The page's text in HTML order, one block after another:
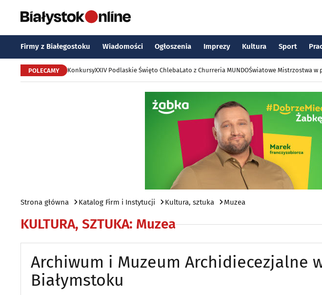
Firmy z Białegostoku Wiadomości Ogłoszenia Imprezy Kultura Sport
POLECAMY KonkursyXXIV Podlaskie Święto ChlebaLato z Churreria MUNDOŚwiatowe Mistrzostwa w
Strona główna Katalog Firm i Instytucji Kultura, sztuka Muzea
KULTURA, SZTUKA: Muzea
Archiwum i Muzeum Archidiecezjalne
Białymstoku